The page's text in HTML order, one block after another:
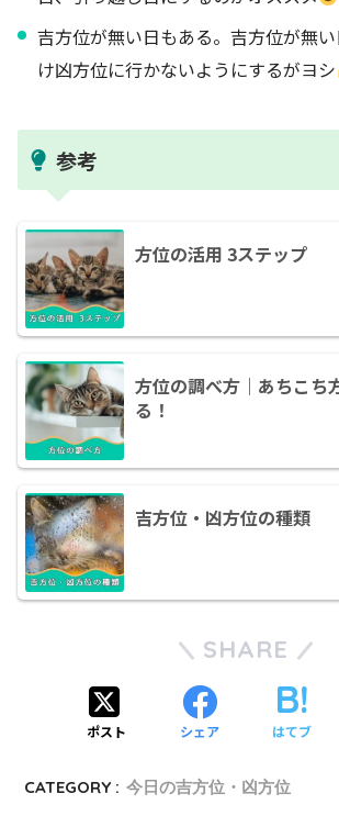
吉方位が無い日もある。吉方位が無
け凶方位に行かないようにするがヨシ
参考
方位の活用 3ステップ
方位の調べ方｜あちこち
る！
吉方位・凶方位の種類
SHARE
ポスト シェア はてブ
CATEGORY : 今日の吉方位・凶方位